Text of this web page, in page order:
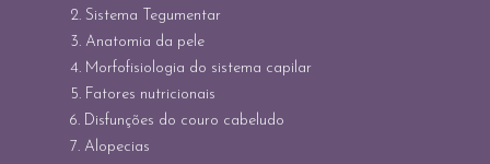
2. Sistema Tegumentar
3. Anatomia da pele
4. Morfofisiologia do sistema capilar
5. Fatores nutricionais
6. Disfunções do couro cabeludo
7. Alopecias